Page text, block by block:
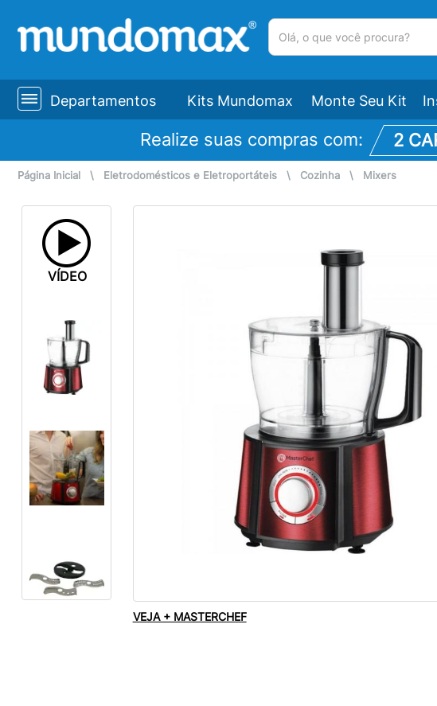
Departamentos Kits Mundomax Monte Seu Kit
Realize suas compras com: 2
Página Inicial \ Eletrodomésticos e Eletroportáteis \ Cozinha \ Mixers
VÍDEO
VEJA + MASTERCHEF